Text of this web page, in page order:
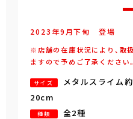
2023年9 月下旬 登場
※店舗の在庫状況により、取
ますので予めご了承ください。
サイズ
メタルスライム
20cm
種類 全2種